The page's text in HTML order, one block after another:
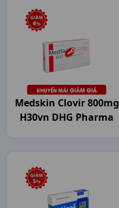
Medskin Clovir 800mg
H30vn DHG Pharma